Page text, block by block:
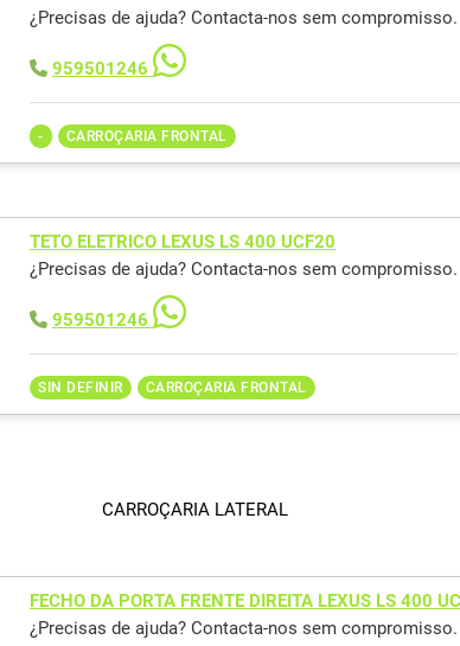
¿Precisas de ajuda? Contacta-nos sem compromisso.
959501246
- CARROÇARIA FRONTAL
TETO ELETRICO LEXUS LS 400 UCF20
¿Precisas de ajuda? Contacta-nos sem compromisso.
959501246
SIN DEFINIR CARROÇARIA FRONTAL
CARROÇARIA LATERAL
FECHO DA PORTA FRENTE DIREITA LEXUS LS 400
¿Precisas de ajuda? Contacta-nos sem compromisso.